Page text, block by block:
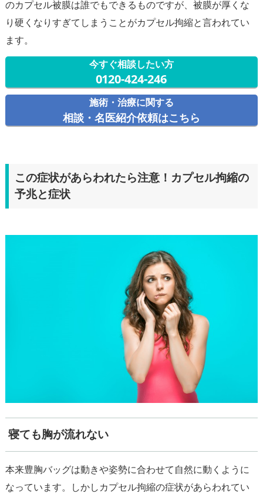
のカプセル被膜は誰でもできるものですが、被膜が厚くな
り硬くなりすぎてしまうことがカプセル拘縮と言われてい
今すぐ相談したい方
0120-424-246
施術・治療に関する
相談・名医紹介依頼はこちら
この症状があらわれたら注意！カプセル拘縮の
予兆と症状
寝ても胸が流れない
本来豊胸バッグは動きや姿勢に合わせて自然に動くように
なっています。しかしカプセル拘縮の症状があらわれてい